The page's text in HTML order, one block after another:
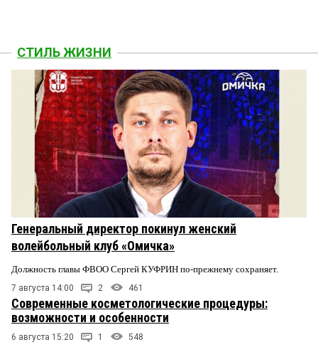
СТИЛЬ ЖИЗНИ
Генеральный директор покинул женский
волейбольный клуб «Омичка»
Должность главы ФВОО Сергей КУФРИН по-прежнему сохраняет.
7 августа 14:00 2 461
Современные косметологические процедуры:
возможности и особенности
6 августа 15:20 1 548